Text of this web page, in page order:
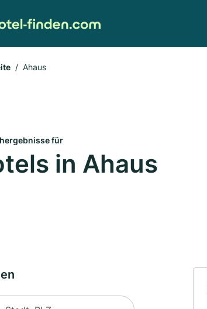
Ahaus
für
in Ahaus
Ort